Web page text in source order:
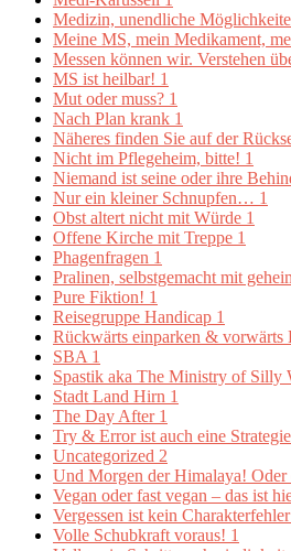
Medizin, unendliche
Meine MS, mein Medikament,
Messen können wir. Verstehen
MS ist heilbar! 1
Mut oder muss? 1
Nach Plan krank 1
Näheres finden Sie auf der
Nicht im Pflegeheim, bitte! 1
Niemand ist seine oder ihre
Nur ein kleiner Schnupfen… 1
Obst altert nicht mit Würde 1
Offene Kirche mit Treppe 1
Phagenfragen 1
Pralinen, selbstgemacht mit
Pure Fiktion! 1
Reisegruppe Handicap 1
Rückwärts einparken & vorwärts
SBA 1
Spastik aka The Ministry of Silly
Stadt Land Hirn 1
The Day After 1
Try & Error ist auch eine Strategie
Uncategorized 2
Und Morgen der Himalaya! Oder
Vegan oder fast vegan – das ist
Vergessen ist kein Charakterfehler
Volle Schubkraft voraus! 1